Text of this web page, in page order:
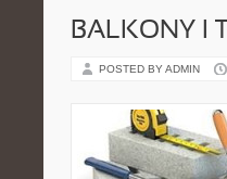
BALKONY I
POSTED BY ADMIN